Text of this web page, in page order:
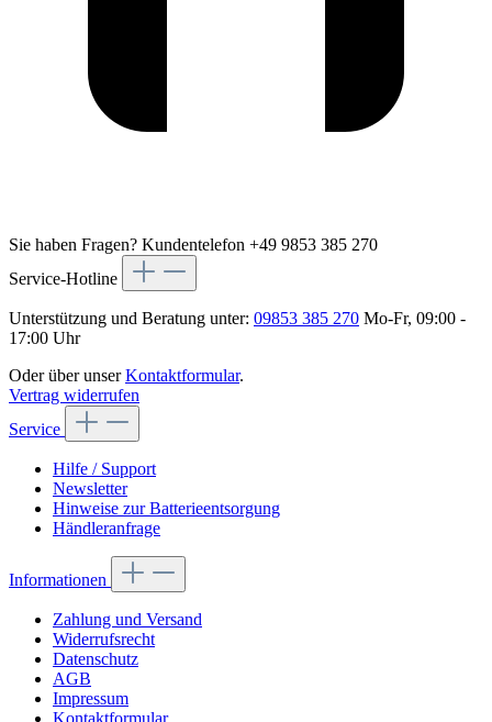
Sie haben Fragen? Kundentelefon +49 9853 385 270
Service-Hotline
Unterstützung und Beratung unter: 09853 385 270 Mo-Fr, 09:00 -
17:00 Uhr
Oder über unserKontaktformular.
Vertrag widerrufen
Service
Hilfe / Support
Newsletter
Hinweise zur Batterieentsorgung
Händleranfrage
Informationen
Zahlung und Versand
Widerrufsrecht
Datenschutz
AGB
Impressum
Kontaktformular